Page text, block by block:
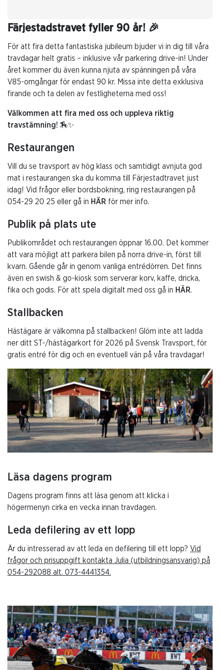
Färjestadstravet fyller 90 år! 🎉
För att fira detta fantastiska jubileum bjuder vi in dig till våra
travdagar helt gratis – inklusive vår parkering drive-in! Under
året kommer du även kunna njuta av spänningen på våra
V85-omgångar för endast 90 kr. Missa inte detta exklusiva
firande och ta delen av festligheterna med oss!
Välkommen att fira med oss och uppleva riktig
travstämning! 🏇✨
Restaurangen
Vill du se travsport av hög klass och samtidigt avnjuta god
mat i restaurangen ska du komma till Färjestadtravet just
idag! Vid frågor eller bordsbokning, ring restaurangen på
054-29 20 25 eller gå in HÄR för mer info.
Publik på plats ute
Publikområdet och restaurangen öppnar 16.00. Det kommer
att vara möjligt att parkera bilen på norra drive-in, först till
kvarn. Gående går in genom vanliga entrédörren. Det finns
även en swish & go-kiosk som serverar korv, kaffe, dricka,
fika och godis. För att spela digitalt med oss gå in HÄR.
Stallbacken
Hästägare är välkomna på stallbacken! Glöm inte att ladda
ner ditt ST-/hästägarkort för 2026 på Svensk Travsport, för
gratis entré för dig och en eventuell vän på våra travdagar!
Läsa dagens program
Dagens program finns att läsa genom att klicka i
högermenyn cirka en vecka innan travdagen.
Leda defilering av ett lopp
Är du intresserad av att leda en defilering till ett lopp? Vid
frågor och prisuppgift kontakta Julia (utbildningsansvarig) på
054-292088 alt. 073-4441354.